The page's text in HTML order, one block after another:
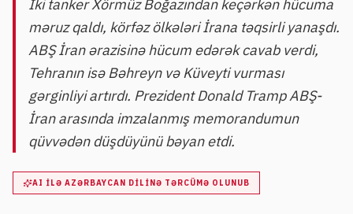
İki tanker Xörmüz Boğazından keçərkən hücuma
məruz qaldı, körfəz ölkələri İrana təqsirli yanaşdı.
ABŞ İran ərazisinə hücum edərək cavab verdi,
Tehranın isə Bəhreyn və Küveyti vurması
gərginliyi artırdı. Prezident Donald Tramp ABŞ-
İran arasında imzalanmış memorandumun
qüvvədən düşdüyünü bəyan etdi.
AI ILƏ AZƏRBAYCAN DILINƏ TƏRCÜMƏ OLUNUB